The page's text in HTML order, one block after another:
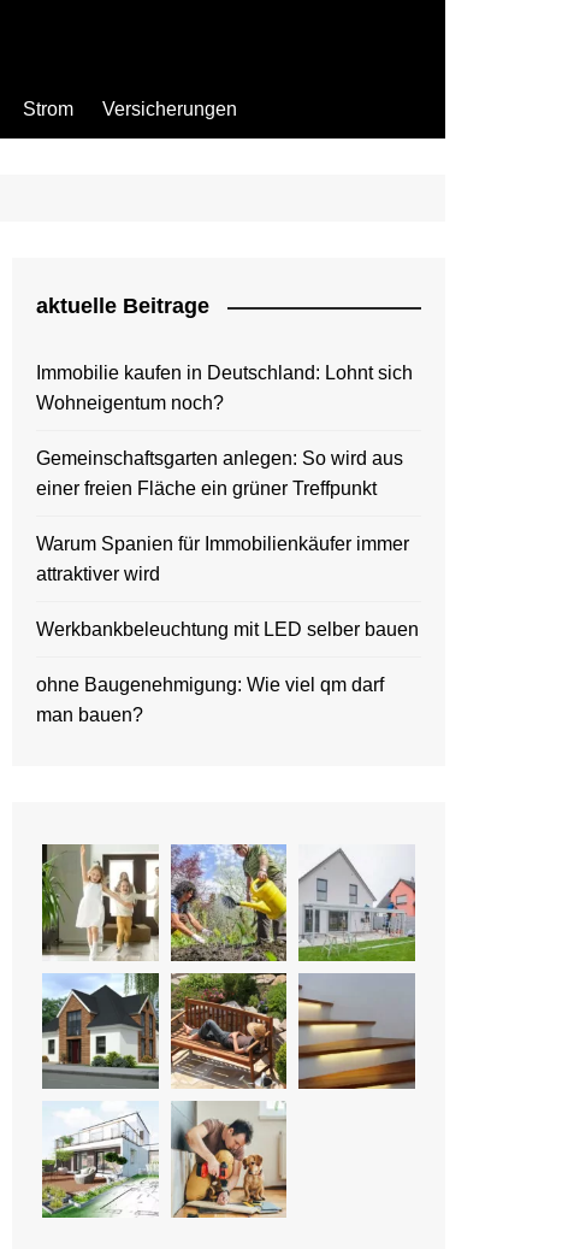
Strom Versicherungen
aktuelle Beitrage
Immobilie kaufen in Deutschland: Lohnt sich
Wohneigentum noch?
Gemeinschaftsgarten anlegen: So wird aus
einer freien Fläche ein grüner Treffpunkt
Warum Spanien für Immobilienkäufer immer
attraktiver wird
Werkbankbeleuchtung mit LED selber bauen
ohne Baugenehmigung: Wie viel qm darf
man bauen?